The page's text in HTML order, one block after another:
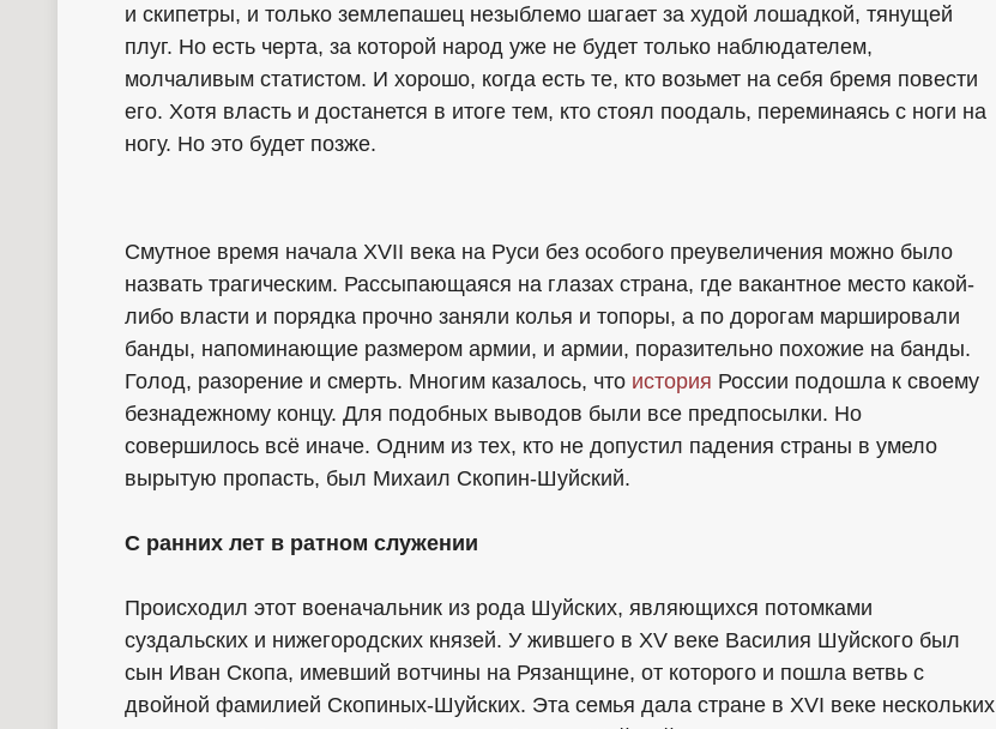
и скипетры, и только землепашец незыблемо шагает за худой лошадкой, тянущей
плуг. Но есть черта, за которой народ уже не будет только наблюдателем,
молчаливым статистом. И хорошо, когда есть те, кто возьмет на себя бремя повести
его. Хотя власть и достанется в итоге тем, кто стоял поодаль, переминаясь с ноги на
ногу. Но это будет позже.
Смутное время начала XVII века на Руси без особого преувеличения можно было
назвать трагическим. Рассыпающаяся на глазах страна, где вакантное место какой-
либо власти и порядка прочно заняли колья и топоры, а по дорогам маршировали
банды, напоминающие размером армии, и армии, поразительно похожие на банды.
Голод, разорение и смерть. Многим казалось, что история России подошла к своему
безнадежному концу. Для подобных выводов были все предпосылки. Но
совершилось всё иначе. Одним из тех, кто не допустил падения страны в умело
вырытую пропасть, был Михаил Скопин-Шуйский.
С ранних лет в ратном служении
Происходил этот военачальник из рода Шуйских, являющихся потомками
суздальских и нижегородских князей. У жившего в XV веке Василия Шуйского был
сын Иван Скопа, имевший вотчины на Рязанщине, от которого и пошла ветвь с
двойной фамилией Скопиных-Шуйских. Эта семья дала стране в XVI веке нескольких